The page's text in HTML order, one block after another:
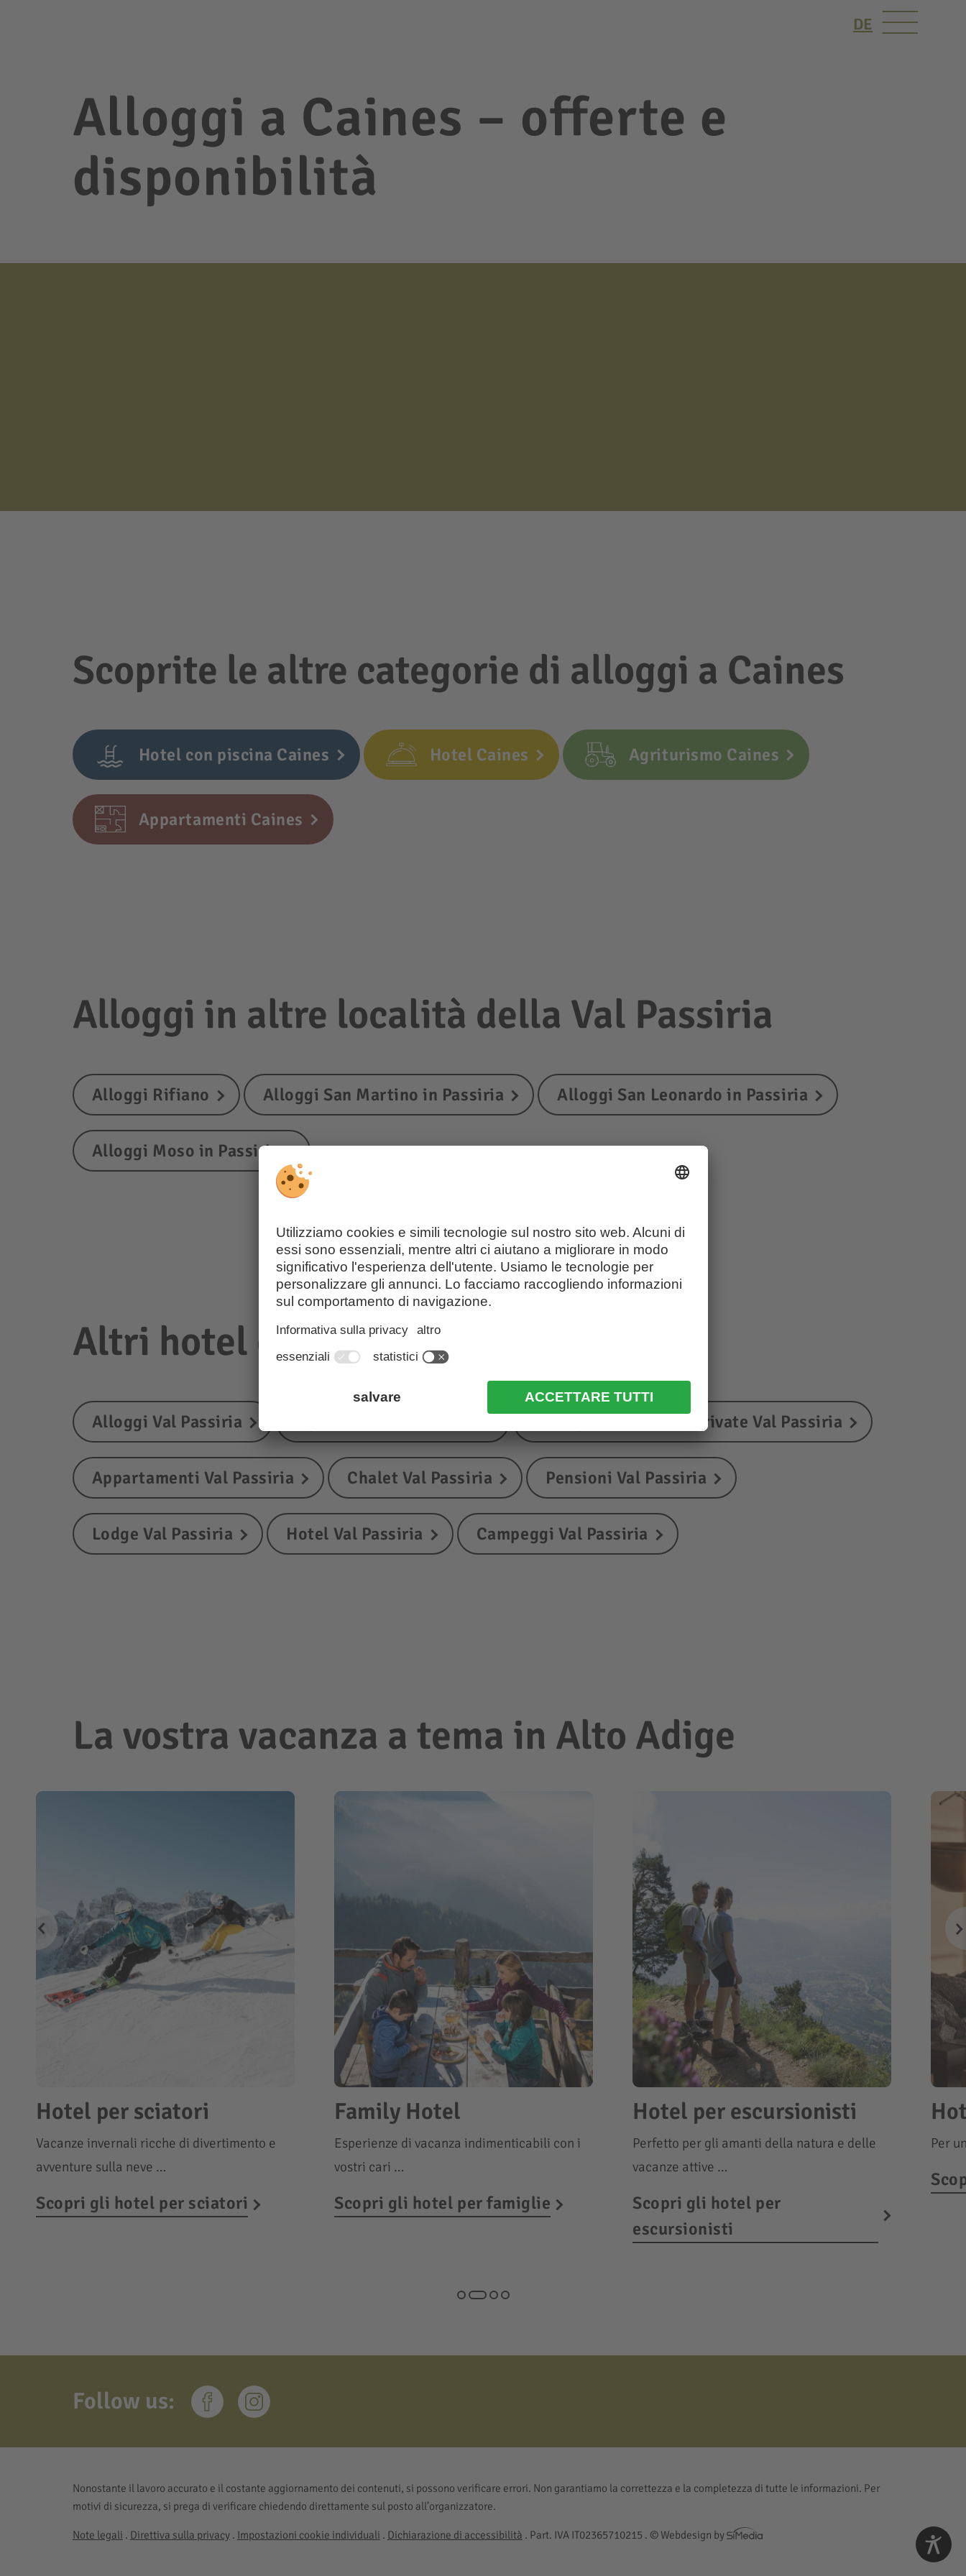
DE
Alloggi a Caines – offerte e
disponibilità
Scoprite le altre categorie di alloggi a Caines
Hotel con piscina Caines Hotel Caines Agriturismo Caines
Appartamenti Caines
Alloggi in altre località della Val Passiria
Alloggi Rifiano Alloggi San Martino in Passiria Alloggi San Leonardo in Passiria
Alloggi Moso in Passiria
Altri hotel e alloggi in Val Passiria
Alloggi Val Passiria B&B, garni e camere private Val Passiria
Appartamenti Val Passiria Chalet Val Passiria Pensioni Val Passiria
Lodge Val Passiria Hotel Val Passiria Campeggi Val Passiria
La vostra vacanza a tema in Alto Adige
Hotel per sciatori
Vacanze invernali ricche di divertimento e
avventure sulla neve …
Scopri gli hotel per sciatori
Family Hotel
Esperienze di vacanza indimenticabili con i
vostri cari …
Scopri gli hotel per famiglie
Hotel per escursionisti
Perfetto per gli amanti della natura e delle
vacanze attive …
Scopri gli hotel per
escursionisti
Per
Follow us:
Nonostante il lavoro accurato e il costante aggiornamento dei contenuti, si possono verificare errori. Non garantiamo la correttezza e la completezza di tutte le informazioni. Per
motivi di sicurezza, si prega di verificare chiedendo direttamente sul posto all’organizzatore.
Note legali . Direttiva sulla privacy. Impostazioni cookie individuali . Dichiarazione di accessibilità . Part. IVA IT02365710215 . © Webdesign by